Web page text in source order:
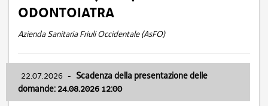
ODONTOIATRA
Azienda Sanitaria Friuli Occidentale (AsFO)
22.07.2026 - Scadenza della presentazione delle
domande: 24.08.2026 12:00